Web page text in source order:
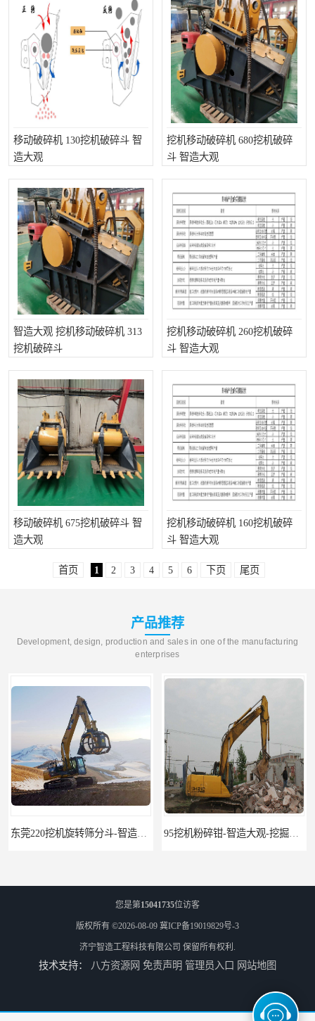
移动破碎机 130挖机破碎斗 智
造大观
挖机移动破碎机 680挖机破碎
斗 智造大观
智造大观 挖机移动破碎机 313
挖机破碎斗
挖机移动破碎机 260挖机破碎
斗 智造大观
移动破碎机 675挖机破碎斗 智
造大观
挖机移动破碎机 160挖机破碎
斗 智造大观
首页 1 2 3 4 5 6 下页 尾页
产品推荐
Development, design, production and sales in one of the manufacturing
enterprises
挖掘机除草机 315挖掘机割草机 智造大观 园林割草机 135挖掘机割草机 智造大观
您是第15041735位访客
版权所有 ©2026-08-09 冀ICP备19019829号-3
济宁智造工程科技有限公司 保留所有权利.
技术支持： 八方资源网 免责声明 管理员入口 网站地图